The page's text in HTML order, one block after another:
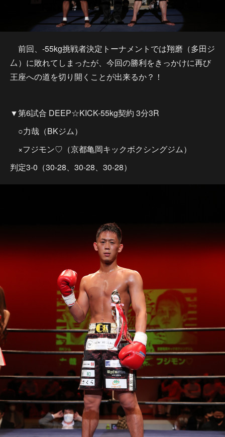
前回、-55kg挑戦者決定トーナメントでは翔磨（多田ジ
厶）に敗れてしまったが、今回の勝利をきっかけに再び
王座への道を切り開くことが出来るか？！
▼第6試合 DEEP☆KICK-55kg契約 3分3R
○力哉（BKジム）
×フジモン♡（京都亀岡キックボクシングジム）
判定3-0（30-28、30-28、30-28）